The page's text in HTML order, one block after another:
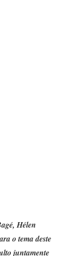
Hélen
o tema deste
juntamente